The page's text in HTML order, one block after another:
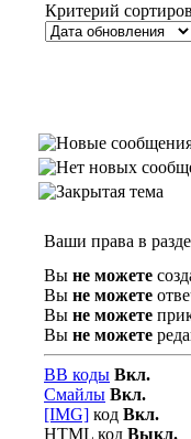
Критерий
Ваши права в
Вы не можете
Вы не можете
Вы не можете
Вы не можете
BB коды Вкл.
Смайлы Вкл.
[IMG] код Вкл.
HTML код Выкл.